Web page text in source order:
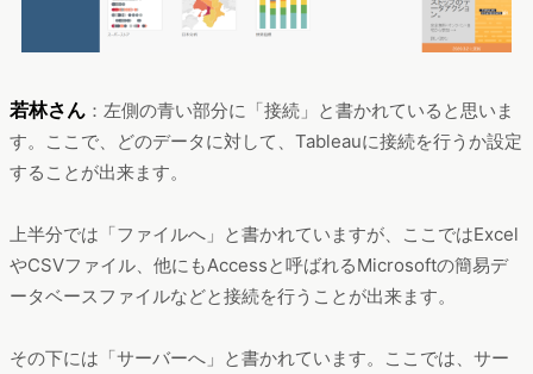
若林さん ：左側の青い部分に「接続」と書かれていると思いま
す。ここで、どのデータに対して、Tableauに接続を行うか設定
することが出来ます。
上半分では「ファイルへ」と書かれていますが、ここではExcel
やCSVファイル、他にもAccessと呼ばれるMicrosoftの簡易デ
ータベースファイルなどと接続を行うことが出来ます。
その下には「サーバーへ」と書かれています。ここでは、サー